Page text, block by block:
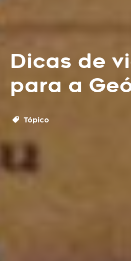
Dicas de
para a
Tópico